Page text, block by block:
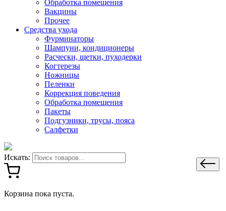
Обработка помещения
Вакцины
Прочее
Средства ухода
Фурминаторы
Шампуни, кондиционеры
Расчески, щетки, пуходерки
Когтерезы
Ножницы
Пеленки
Коррекция поведения
Обработка помещения
Пакеты
Подгузники, трусы, пояса
Салфетки
Искать:
Корзина пока пуста.